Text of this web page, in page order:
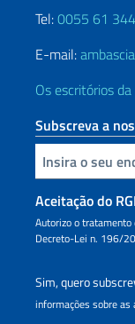
Tel:0055 61
E-mail:
Os escritórios
Subscreva a
Inserisci la tua email
Aceitação do
Autorizo o tratamento
Decreto-Lei n. 196/
Sim, quero
informações sobre